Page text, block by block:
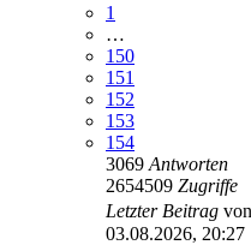
1
…
150
151
152
153
154
3069 Antworten
2654509 Zugriffe
Letzter Beitrag von
03.08.2026, 20:27